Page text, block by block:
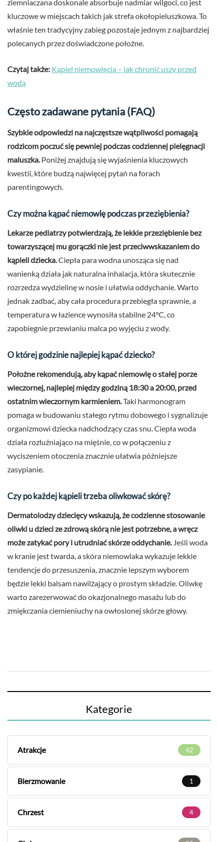
ziemniaczana doskonale absorbuje nadmiar wilgoci, co jest
kluczowe w miejscach takich jak strefa okołopieluszkowa. To
właśnie ten tradycyjny zabieg pozostaje jednym z najbardziej
polecanych przez doświadczone położne.
Czytaj także: Kąpiel niemowlęcia – jak chronić uszy przed
wodą
Często zadawane pytania (FAQ)
Szybkie odpowiedzi na najczęstsze wątpliwości pomagają
rodzicom poczuć się pewniej podczas codziennej pielęgnacji
maluszka. Poniżej znajdują się wyjaśnienia kluczowych
kwestii, które budzą najwięcej pytań na forach
parentingowych.
Czy można kąpać niemowlę podczas przeziębienia?
Lekarze pediatrzy potwierdzają, że lekkie przeziębienie bez
towarzyszącej mu gorączki nie jest przeciwwskazaniem do
kąpieli dziecka.Ciepła para wodna unosząca się nad
wanienką działa jak naturalna inhalacja, która skutecznie
rozrzedza wydzielinę w nosie i ułatwia oddychanie. Warto
jednak zadbać, aby cała procedura przebiegła sprawnie, a
temperatura w łazience wynosiła stabilne 24°C, co
zapobiegnie przewianiu malca po wyjęciu z wody.
O której godzinie najlepiej kąpać dziecko?
Położne rekomendują, aby kąpać niemowlę o stałej porze
wieczornej, najlepiej między godziną 18:30 a 20:00, przed
ostatnim wieczornym karmieniem.Taki harmonogram
pomaga w budowaniu stałego rytmu dobowego i sygnalizuje
organizmowi dziecka nadchodzący czas snu. Ciepła woda
działa rozluźniająco na mięśnie, co w połączeniu z
wyciszeniem otoczenia znacznie ułatwia późniejsze
zasypianie.
Czy po każdej kąpieli trzeba oliwkować skórę?
Dermatolodzy dziecięcy wskazują, że codzienne stosowanie
oliwki u dzieci ze zdrową skórą nie jest potrzebne, a wręcz
może zatykać pory i utrudniać skórze oddychanie. Jeśli woda
w kranie jest twarda, a skóra niemowlaka wykazuje lekkie
tendencje do przesuszenia, znacznie lepszym wyborem
będzie lekki balsam nawilżający o prostym składzie. Oliwkę
warto zarezerwować do okazjonalnego masażu lub do
zmiękczania ciemieniuchy na owłosionej skórze głowy.
Kategorie
Atrakcje 42
Bierzmowanie 1
Chrzest 4